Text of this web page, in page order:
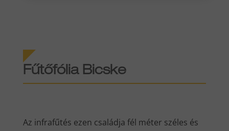
Fűtőfólia Bicske
Az infrafűtés ezen családja fél méter széles és